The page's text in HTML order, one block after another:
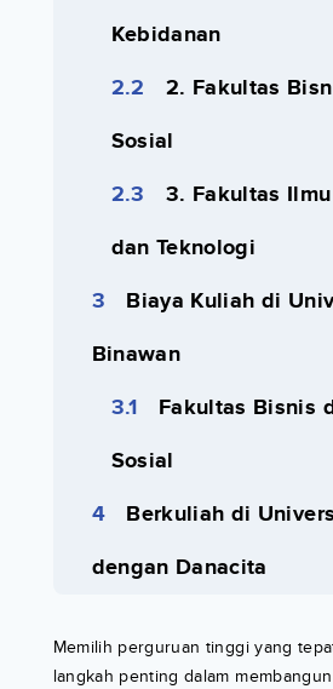
Kebidanan
2. Fakultas
Sosial
3. Fakultas
dan Teknologi
Biaya Kuliah di
Binawan
Fakultas Bisnis
Sosial
Berkuliah di
dengan Danacita
Memilih perguruan tinggi yang
langkah penting dalam